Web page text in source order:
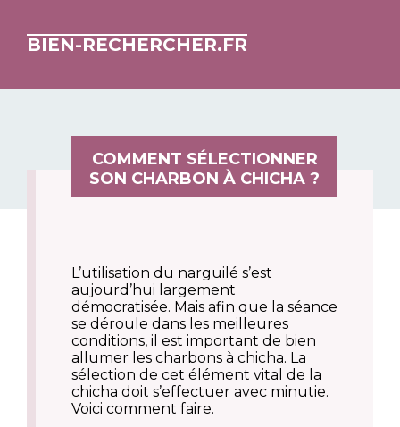
BIEN-RECHERCHER.FR
COMMENT SÉLECTIONNER
SON CHARBON À CHICHA ?
L’utilisation du narguilé s’est
aujourd’hui largement
démocratisée. Mais afin que la séance
se déroule dans les meilleures
conditions, il est important de bien
allumer les charbons à chicha. La
sélection de cet élément vital de la
chicha doit s’effectuer avec minutie.
Voici comment faire.